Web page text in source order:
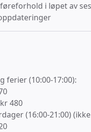
i løpet av
ferier (10:00-17:00):
480
(16:00-21:00)